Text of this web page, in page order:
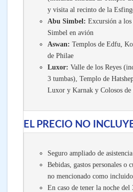
y visita al recinto de la
Abu Simbel: Excursión a
Simbel en avión
Aswan: Templos de Edfu,
de Philae
Luxor: Valle de los Reyes
3 tumbas), Templo de
Luxor y Karnak y Colosos de
EL PRECIO NO
Seguro ampliado de
Bebidas, gastos personales o
no mencionado como incluido
En caso de tener la noche